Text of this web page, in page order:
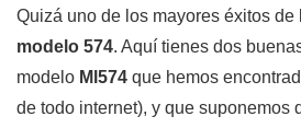
Quizá uno de los mayores éxitos de
modelo 574. Aquí tienes dos
modelo Ml574 que hemos
de todo internet), y que suponemos